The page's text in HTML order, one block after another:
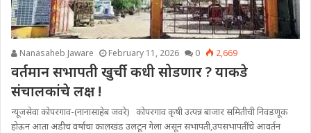
Nanasaheb Jaware February 11, 2026 0 2,669
वर्तमान सभापती खुर्ची कधी सोडणार ? याकडे
संचालकांचे लक्ष !
न्यूजसेवा कोपरगाव-(नानासाहेब जवरे) कोपरगाव कृषी उत्पन्न बाजार समितीची निवडणूक
होऊन आता अडीच वर्षाचा कालखंड उलटून गेला असून सभापती,उपसभापतींचे आवर्तन